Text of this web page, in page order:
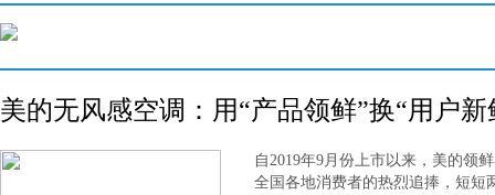
美的无风感空调：用“产品领鲜”换“用户新
自2019年9月份上市以来，美的领
全国各地消费者的热烈追捧，短短